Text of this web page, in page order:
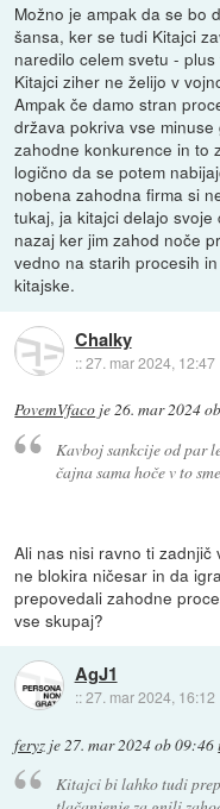
Možno je ampak da se bo
šansa, ker se tudi Kitajci
naredilo celem svetu -
Kitajci ziher ne želijo v
Ampak če damo stran
država pokriva vse
zahodne konkurence in to
logično da se potem
nobena zahodna firma si
tukaj, ja kitajci delajo
nazaj ker jim zahod noče
vedno na starih procesih
kitajske.
Chalky
::27. mar 2024, 12:47
PovemVfaco je26. mar 2024
Kavboj sankcije od par
čajna sama hoče v to
Ali nas nisi ravno ti
ne blokira ničesar in da
prepovedali zahodne
vse skupaj?
AgJ1
::27. mar 2024, 16:12
feryz je27. mar 2024 ob 09:46
Kitajci bi lahko tudi